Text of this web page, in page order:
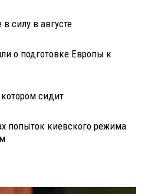
силу в августе
о подготовке Европы к
сидит
попыток киевского режима